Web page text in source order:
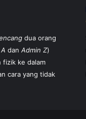
dua orang
dan Admin Z)
fizik ke dalam
cara yang tidak